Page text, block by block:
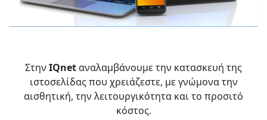
Στην IQnetαναλαμβάνουμε την κατασκευή της
ιστοσελίδας που χρειάζεστε, με γνώμονα την
αισθητική, την λειτουργικότητα και το προσιτό
κόστος.